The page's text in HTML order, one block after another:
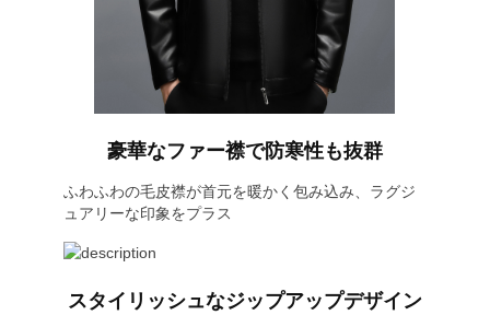
豪華なファー襟で防寒性も抜群
ふわふわの毛皮襟が首元を暖かく包み込み、ラグジ
ュアリーな印象をプラス
スタイリッシュなジップアップデザイン